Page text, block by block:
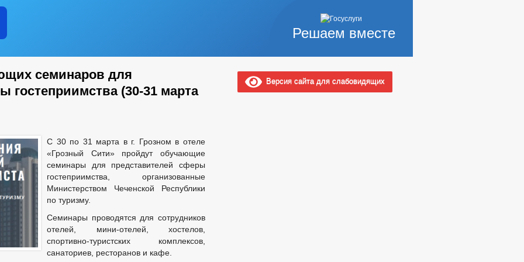
ОМСУ, РАЗМЕЩАЕМОЙ В СЕТИ «ИНТЕРНЕТ»
ПРАВИЛА ЗЕМЛЕПОЛЬЗОВАНИЯ И ЗАСТРОЙКИ
ПРОЕКТИРОВАНИЯ
_
ВАКАНТНЫХ ДОЛЖНОСТЕЙ МУНИЦИПАЛЬНОЙ СЛУЖБЫ
НОРМАТИВНО-ПРАВОВЫЕ АКТЫ УСЛОВИЯ И РЕЗУЛЬТАТЫ КОНКУРСОВ
СОСТАВ ПОСЕЛЕНИЯ
СВЕДЕНИЯ О СМИ, УЧРЕЖДЕННЫХ АДМИНИСТРАЦИЕЙ
СУБЪЕКТОВ МАЛОГО И СРЕДНЕГО ПРЕДПРИНЕМАТЕЛЬСТВА
В АРЕНДУ
ИНФОРМАЦИОННЫЕ МАТЕРИАЛЫ
ОБОРОТ ТОВАРОВ, РАБОТ И УСЛУГ
СУБЪЕКТОВ
ЗАКУПКА ТОВАРОВ, РАБОТ И УСЛУГ
Решаем вместе
семинаров для
гостеприимства (30-31 марта
С 30 по 31 марта в г. Грозном в отеле
«Грозный Сити» пройдут обучающие
семинары для представителей сферы
гостеприимства, организованные
Министерством Чеченской Республики
по туризму.
Семинары проводятся для сотрудников
отелей, мини-отелей, хостелов,
спортивно-туристских комплексов,
санаториев, ресторанов и кафе.
Версия сайта для слабовидящих